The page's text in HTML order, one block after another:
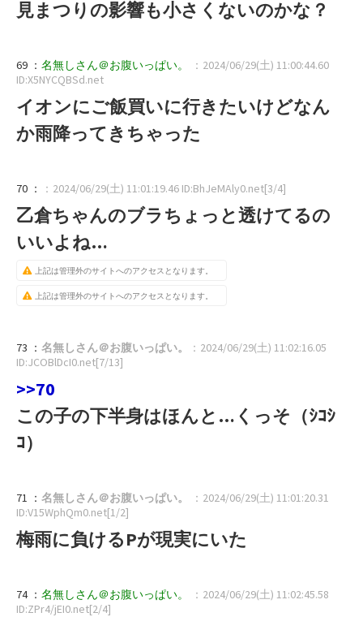
見まつりの影響も小さくないのかな？
69 ： 名無しさん＠お腹いっぱい。
：2024/06/29(土) 11:00:44.60
ID:X5NYCQBSd.net
イオンにご飯買いに行きたいけどなん
か雨降ってきちゃった
70 ： ：2024/06/29(土) 11:01:19.46 ID:BhJeMAly0.net[3/4]
乙倉ちゃんのブラちょっと透けてるの
いいよね…
上記は管理外のサイトへのアクセスとなります。
上記は管理外のサイトへのアクセスとなります。
73 ： 名無しさん＠お腹いっぱい。
：2024/06/29(土) 11:02:16.05
ID:JCOBlDcI0.net[7/13]
>>70
この子の下半身はほんと…くっそ（ｼｺｼ
ｺ）
71 ： 名無しさん＠お腹いっぱい。
：2024/06/29(土) 11:01:20.31
ID:V15WphQm0.net[1/2]
梅雨に負けるPが現実にいた
74 ： 名無しさん＠お腹いっぱい。
：2024/06/29(土) 11:02:45.58
ID:ZPr4/jEI0.net[2/4]